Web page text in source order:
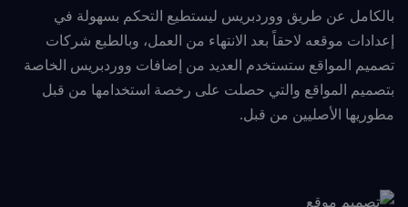
بالكامل عن طريق ووردبريس ليستطيع التحكم بسهولة في
إعدادات موقعه لاحقاً بعد الانتهاء من العمل، وبالطبع شركات
تصميم
المواقع ستستخدم العديد من إضافات ووردبريس الخاصة
بتصميم المواقع والتي حصلت على رخصة استخدامها من قبل
مطوريها الأصليين من قبل.